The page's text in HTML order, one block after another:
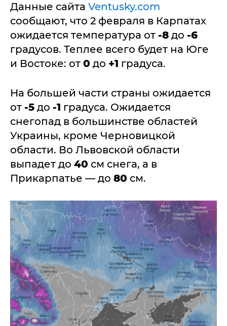
Данные сайта Ventusky.com
сообщают, что 2 февраля в Карпатах
ожидается температура от -8 до -6
градусов. Теплее всего будет на Юге
и Востоке: от 0 до +1 градуса.
На большей части страны ожидается
от -5 до -1 градуса. Ожидается
снегопад в большинстве областей
Украины, кроме Черновицкой
области. Во Львовской области
выпадет до 40 см снега, а в
Прикарпатье — до 80 см.